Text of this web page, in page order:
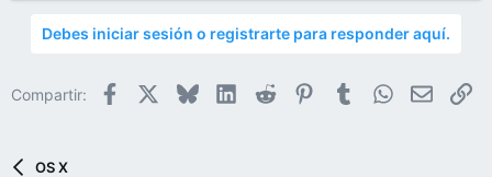
Debes iniciar sesión o registrarte para responder aquí.
Compartir: Facebook BlueskyLinkedIn
Reddit PinterestTumblrWhatsApp
Email
OS X